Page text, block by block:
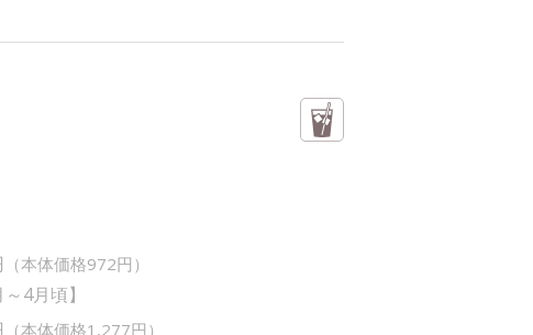
（本体価格972円）
4月頃】
（本体価格1,277円）